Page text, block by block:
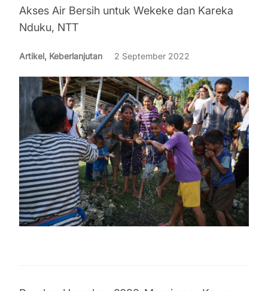
Akses Air Bersih untuk Wekeke dan Kareka
Nduku, NTT
Artikel, Keberlanjutan 2 September 2022